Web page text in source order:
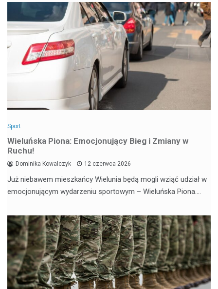
Sport
Wieluńska Piona: Emocjonujący Bieg i Zmiany w
Ruchu!
Dominika Kowalczyk 12 czerwca 2026
Już niebawem mieszkańcy Wielunia będą mogli wziąć udział w
emocjonującym wydarzeniu sportowym – Wieluńska Piona.…